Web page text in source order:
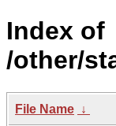
Index of
/other/
File Name ↓